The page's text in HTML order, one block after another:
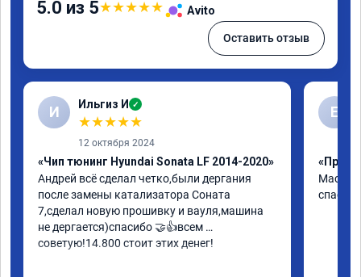
5.0 из 5★★★★★ Avito
Оставить отзыв
И Ильгиз И ✓
★★★★★
12 октября 2024
«Чип тюнинг Hyundai Sonata LF 2014-2020»
Андрей всё сделал четко,были дергания
после замены катализатора Соната
7,сделал новую прошивку и вауля,машина
не дергается)спасибо 🤝👍всем
советую!14.800 стоит этих денег!
Е
Мастер